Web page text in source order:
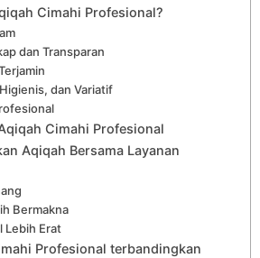
Cimahi Profesional?
dan Transparan
dan Variatif
Cimahi Profesional
Aqiqah Bersama Layanan
Bermakna
Lebih Erat
Profesional terbandingkan